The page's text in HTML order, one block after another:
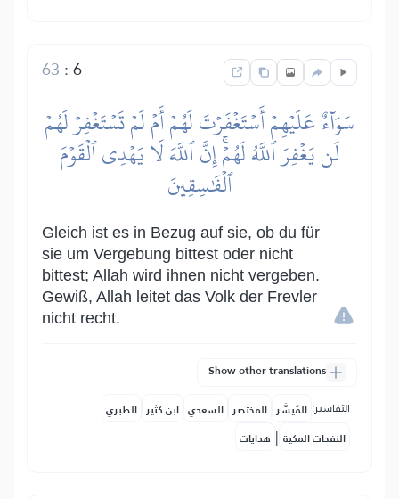
6
:
63
سَوَآءٌ عَلَيۡهِمۡ أَسۡتَغۡفَرۡتَ لَهُمۡ أَمۡ لَمۡ تَسۡتَغۡفِرۡ لَهُمۡ
لَن يَغۡفِرَ ٱللَّهُ لَهُمۡۚ إِنَّ ٱللَّهَ لَا يَهۡدِي ٱلۡقَوۡمَ
ٱلۡفَٰسِقِينَ
Gleich ist es in Bezug auf sie, ob du für
sie um Vergebung bittest oder nicht
bittest; Allah wird ihnen nicht vergeben.
Gewiß, Allah leitet das Volk der Frevler
nicht recht.
Show other translations
التفاسير: المُيسَّر المختصر السعدي ابن كثير الطبري
النفحات المكية | هدايات